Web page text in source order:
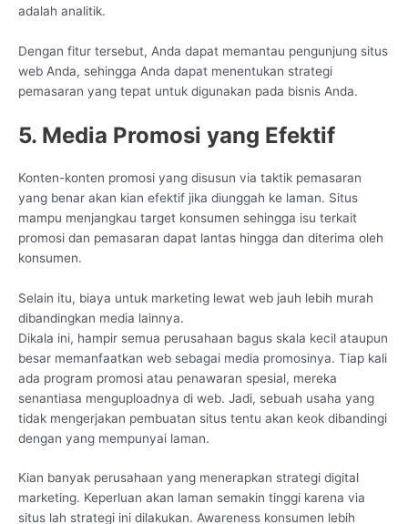
adalah analitik.
Dengan fitur tersebut, Anda dapat memantau pengunjung situs
web Anda, sehingga Anda dapat menentukan strategi
pemasaran yang tepat untuk digunakan pada bisnis Anda.
5. Media Promosi yang Efektif
Konten-konten promosi yang disusun via taktik pemasaran
yang benar akan kian efektif jika diunggah ke laman. Situs
mampu menjangkau target konsumen sehingga isu terkait
promosi dan pemasaran dapat lantas hingga dan diterima oleh
konsumen.
Selain itu, biaya untuk marketing lewat web jauh lebih murah
dibandingkan media lainnya.
Dikala ini, hampir semua perusahaan bagus skala kecil ataupun
besar memanfaatkan web sebagai media promosinya. Tiap kali
ada program promosi atau penawaran spesial, mereka
senantiasa menguploadnya di web. Jadi, sebuah usaha yang
tidak mengerjakan pembuatan situs tentu akan keok dibandingi
dengan yang mempunyai laman.
Kian banyak perusahaan yang menerapkan strategi digital
marketing. Keperluan akan laman semakin tinggi karena via
situs lah strategi ini dilakukan. Awareness konsumen lebih